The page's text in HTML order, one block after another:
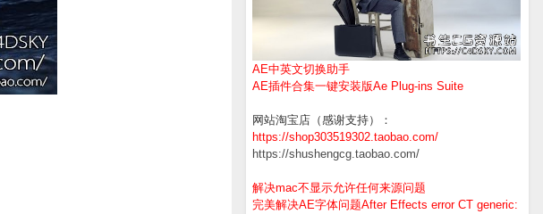
AE中英文切换助手
AE插件合集一键安装版Ae Plug-ins Suite
网站淘宝店（感谢支持）：
https://shop303519302.taobao.com/
https://shushengcg.taobao.com/
解决mac不显示允许任何来源问题
完美解决AE字体问题After Effects error CT generic: